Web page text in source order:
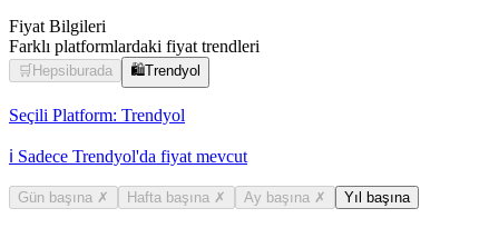
Fiyat Bilgileri
Farklı platformlardaki fiyat trendleri
🛒 Hepsiburada 🛍️Trendyol
Seçili Platform: Trendyol
ℹ️ Sadece Trendyol'da fiyat mevcut
Gün başına ✗ Hafta başına ✗ Ay başına ✗ Yıl başına